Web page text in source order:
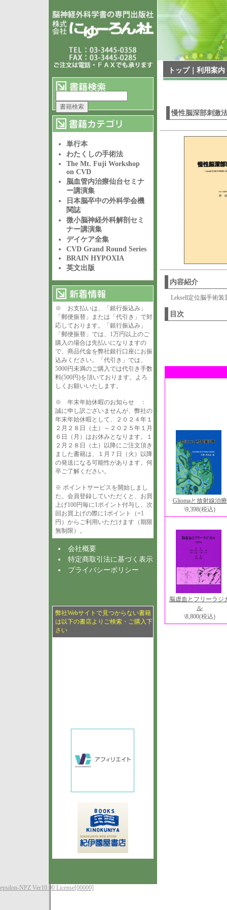
単行本
わたくしの手術法
The Mt. Fuji Workshop
on CVD
脳血管内治療仙台セミナ
ー講演集
日本脳卒中の外科学会機
関誌
微小脳神経外科解剖セミ
ナー講演集
デイケア全集
CVD Grand Round Series
BRAIN HYPOXIA
英文出版
※ お支払いは、「銀行振込み」
「郵便振替」または「代引き」で対
応しております。「銀行振込み」
「郵便振替」では、1万円以上のご
購入の場合は先払いになりますの
で、商品代金を弊社銀行口座にお振
込みください。「代引き」では、
5000円未満のご購入では代引き手数
料(500円)を頂いております。よろ
しくお願いいたします。
※ 年末年始休暇のお知らせ ：
誠に申し訳ございませんが、弊社の
年末年始休暇として、２０２４年１
２月２８日（土）～２０２５年１月
６日（月）はお休みとなります。１
２月２８日（土）以降にご注文頂き
ました書籍は、１月７日（火）以降
の発送になる可能性があります。何
卒ご了解ください。
※ ポイントサービスを開始しまし
た。会員登録していただくと、お買
上げ100円毎に1ポイント付与し、次
回お買上げの際に1ポイント（=1
円）からご利用いただけます（期限
無制限）。
会社概要
特定商取引法に基づく表示
プライバシーポリシー
弊社Webサイトで見つからない書籍
は以下の書店よりご検索・ご購入下
さい
トップ｜ 利用案内
慢性脳深部刺激
内容紹介
Leksell定位脳手術
目次
Gliomaと放射線治療
\9,398(税込)
脳虚血とフリーラジ
ル
\8,800(税込)
epsilon-NPZ Ver10.00 License[00000]